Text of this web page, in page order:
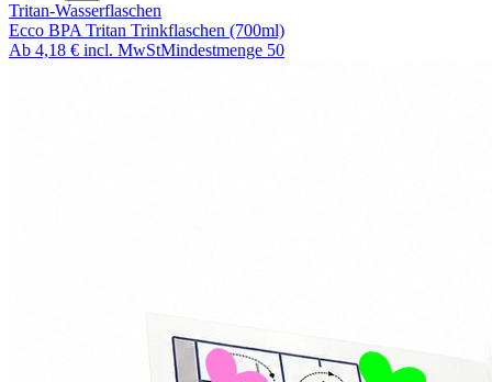
Tritan-Wasserflaschen
Ecco BPA Tritan Trinkflaschen (700ml)
Ab 4,18 € incl. MwStMindestmenge 50